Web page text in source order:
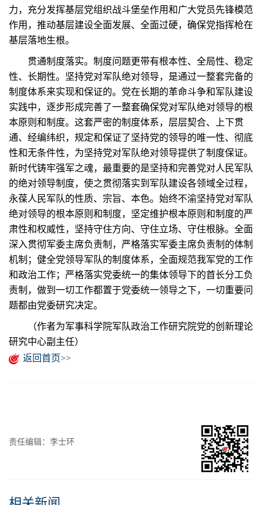
力，充分发挥基层党组织战斗堡垒作用和广大党员先锋模范
作用，推动基层建设全面发展、全面过硬，确保党指挥枪在
基层落地生根。
贯通制度落实。制度问题更带有根本性、全局性、稳定
性、长期性。坚持党对军队绝对领导，是通过一整套完备的
制度体系来实现和保证的。党在长期的革命斗争和军队建设
实践中，逐步形成完善了一整套确保党对军队绝对领导的根
本原则和制度。这套严密的制度体系，层层契合、上下贯
通、经编纬织，规定和保证了坚持党的领导的唯一性、彻底
性和无条件性，为坚持党对军队绝对领导提供了制度保证。
新时代铸牢强军之魂，最重要的是坚持和完善党对人民军队
的绝对领导制度，使之贯彻落实到军队建设各领域全过程，
永葆人民军队的性质、宗旨、本色。始终不渝坚持党对军队
绝对领导的根本原则和制度，坚定维护根本原则和制度的严
肃性和权威性，坚持守住方向、守住立场、守住根脉。全面
深入贯彻军委主席负责制，严格落实军委主席负责制的体制
机制；健全党领导军队的制度体系，全面规范我军党的工作
和政治工作；严格落实党委统一的集体领导下的首长分工负
责制，做到一切工作都置于党委统一领导之下，一切重要问
题都由党委研究决定。
（作者为军事科学院军队政治工作研究院党的创新理论
研究中心副主任）
返回首页>>
责任编辑：李士环